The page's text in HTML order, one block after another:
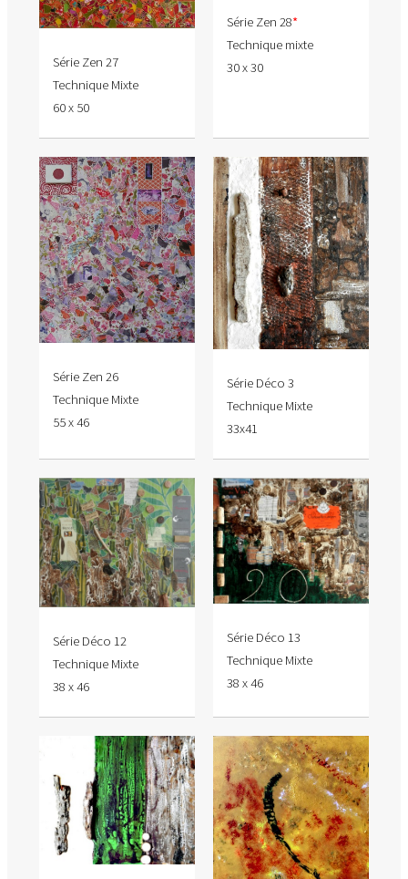
Série Zen 27
Technique Mixte
60 x 50
Série Zen 28*
Technique mixte
30 x 30
Série Zen 26
Technique Mixte
55 x 46
Série Déco 3
Technique Mixte
33x41
Série Déco 12
Technique Mixte
38 x 46
Série Déco 13
Technique Mixte
38 x 46